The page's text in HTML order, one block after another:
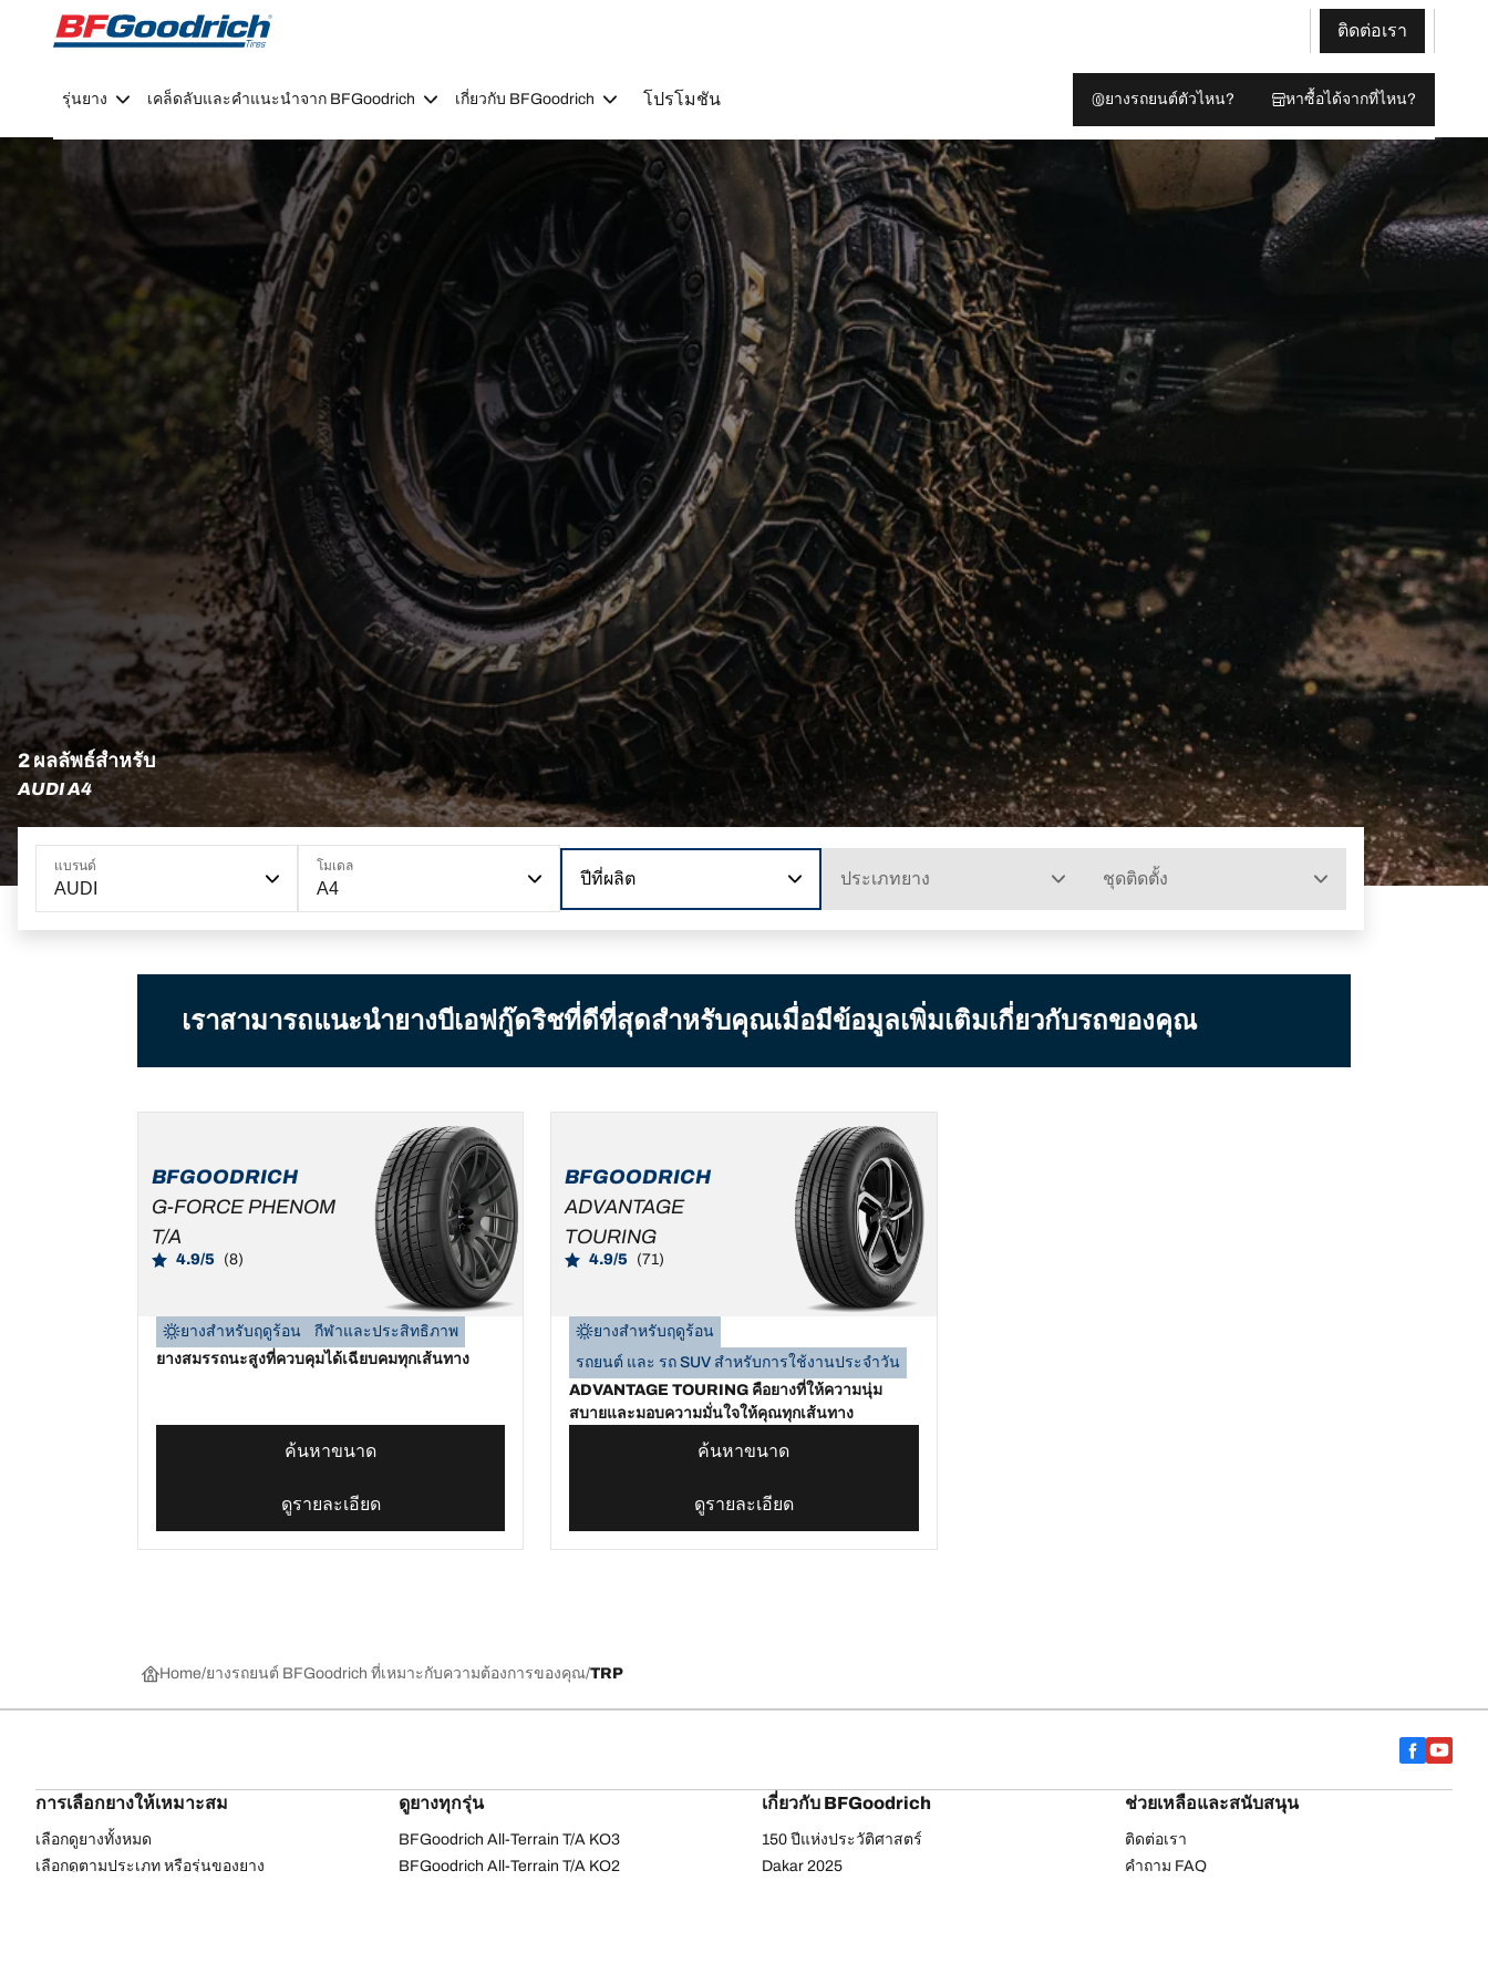
Go to page content
Go to page navigation
ติดต่อเรา
รุ่นยาง เคล็ดลับและคำแนะนำจาก BFGoodrich เกี่ยวกับ BFGoodrich โปรโมชัน ยางรถยนต์ตัวไหน? หาซื้อได้จากที่ไหน?
2 ผลลัพธ์สำหรับ
AUDI A4
แบรนด์
AUDI
โมเดล
A4
ปีที่ผลิต ประเภทยาง ชุดติดตั้ง
เราสามารถแนะนำยางบีเอฟกู๊ดริชที่ดีที่สุดสำหรับคุณเมื่อมีข้อมูลเพิ่มเติมเกี่ยวกับรถของคุณ
BFGOODRICH
G-FORCE PHENOM
T/A
4.9/5 (8)
ยางสำหรับฤดูร้อน
กีฬาและประสิทธิภาพ
ยางสมรรถนะสูงที่ควบคุมได้เฉียบคมทุกเส้นทาง
ค้นหาขนาด
ดูรายละเอียด
BFGOODRICH
ADVANTAGE
TOURING
4.9/5 (71)
ยางสำหรับฤดูร้อน
รถยนต์ และ รถ SUV สำหรับการใช้งานประจำวัน
ADVANTAGE TOURING คือยางที่ให้ความนุ่ม
สบายและมอบความมั่นใจให้คุณทุกเส้นทาง
ค้นหาขนาด
ดูรายละเอียด
Home ยางรถยนต์ BFGoodrich ที่เหมาะกับความต้องการของคุณ TRP
การเลือกยางให้เหมาะสม
เลือกดูยางทั้งหมด
เลือกดูตามประเภท หรือรุ่นของยาง
ดูยางทุกรุ่น
BFGoodrich All-Terrain T/A KO3
BFGoodrich All-Terrain T/A KO2
เกี่ยวกับ BFGoodrich
150 ปีแห่งประวัติศาสตร์
Dakar 2025
ช่วยเหลือและสนับสนุน
ติดต่อเรา
คำถาม FAQ